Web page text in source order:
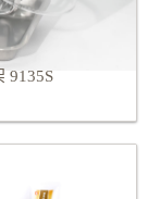
9135S